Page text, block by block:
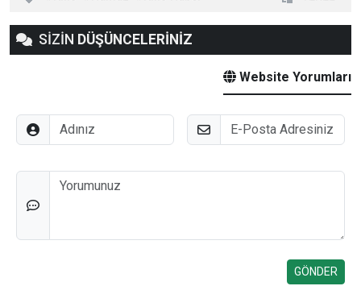
SİZİN DÜŞÜNCELERİNİZ
Website Yorumları
Adınız E-Posta
Düşünceleriniz